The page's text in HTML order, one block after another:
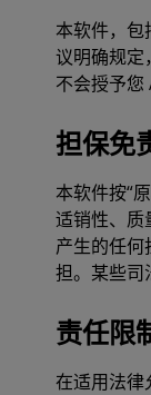
本软件，
议明确规定
不会授予
担保免
本软件按“
适销性、质
产生的任
担。某些司
责任限
在适用法律